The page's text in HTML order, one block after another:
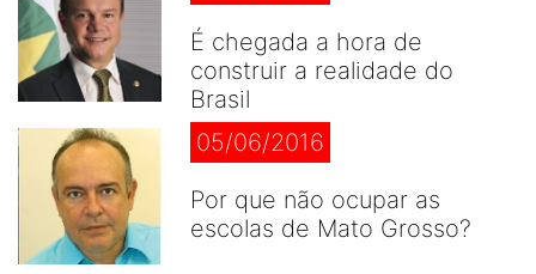
É chegada a hora de
construir a realidade do
Brasil
05/06/2016
Por que não ocupar as
escolas de Mato Grosso?